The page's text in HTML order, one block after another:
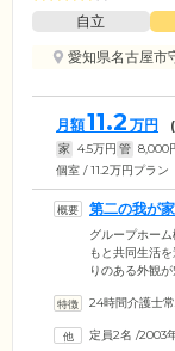
自立
愛知県名古屋
月額11.2 万円
家 4.5万円 管 8,000
個室 / 11.2万円プラン
第二の我が
さい
グループホー
もと共同生活
りのある外観
た。お部屋では
ころを込めたケ
24時間介護士
定員2名 /2003